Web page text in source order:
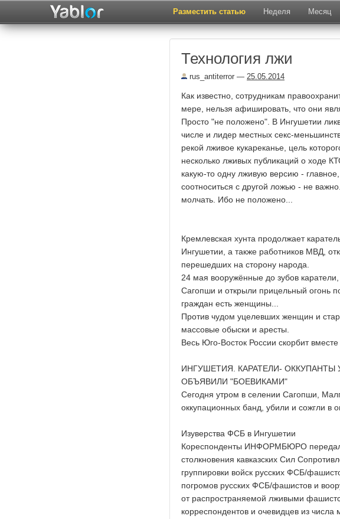
Разместить статью Неделя Месяц
Технология лжи
rus_antiterror — 25.05.2014
Как известно, сотрудникам
мере, нельзя афишировать, что они
Просто "не положено". В Ингушетии
числе и лидер местных секс-
рекой лживое кукареканье, цель
несколько лживых публикаций о ходе
какую-то одну лживую версию -
соотноситься с другой ложью - не
молчать. Ибо не положено...
Кремлевская хунта продолжает
Ингушетии, а также работников МВД,
перешедших на сторону народа.
24 мая вооружённые до зубов
Сагопши и открыли прицельный огонь
граждан есть женщины...
Против чудом уцелевших женщин и
массовые обыски и аресты.
Весь Юго-Восток России скорбит
ИНГУШЕТИЯ. КАРАТЕЛИ-
ОБЪЯВИЛИ "БОЕВИКАМИ"
Сегодня утром в селении Сагопши,
оккупационных банд, убили и сожгли в
Изуверства ФСБ в Ингушетии
Кореспонденты ИНФОРМБЮРО
столкновения кавказских Сил
группировки войск русских ФСБ/
погромов русских ФСБ/фашистов и
от распространяемой лживыми
корреспондентов и очевидцев из